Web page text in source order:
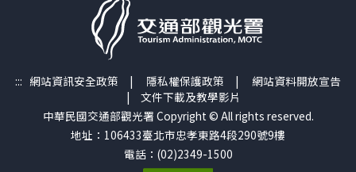
::: 網站資訊安全政策 | 隱私權保護政策 | 網站資料開放宣告
| 文件下載及教學影片
中華民國交通部觀光署 Copyright © All rights reserved.
地址：106433臺北市忠孝東路4段290號9樓
電話：(02)2349-1500